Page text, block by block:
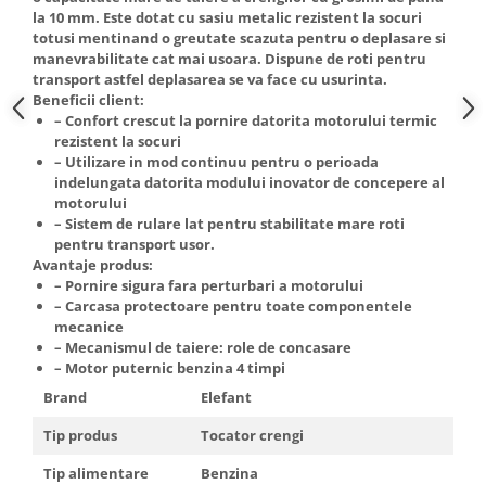
Truse de scule
Truse de lipit PPR
Ventuze cu brate pentru transport
Vibratoare beton
Masini de spalat rufe cu uscator
Uscatoare de rufe
Masini de facut paine
Pachete electrocasnice
incorporabile
Seturi oale
SANDWICH MAKER
Storcatoare de fructe
Televizoare
la 10 mm. Este dotat cu sasiu metalic rezistent la socuri
totusi mentinand o greutate scazuta pentru o deplasare si
manevrabilitate cat mai usoara. Dispune de roti pentru
transport astfel deplasarea se va face cu usurinta.
Beneficii client:
– Confort crescut la pornire datorita motorului termic
rezistent la socuri
– Utilizare in mod continuu pentru o perioada
indelungata datorita modului inovator de concepere al
motorului
– Sistem de rulare lat pentru stabilitate mare roti
pentru transport usor.
Avantaje produs:
– Pornire sigura fara perturbari a motorului
– Carcasa protectoare pentru toate componentele
mecanice
– Mecanismul de taiere: role de concasare
– Motor puternic benzina 4 timpi
Brand
Elefant
Tip produs
Tocator crengi
Tip alimentare
Benzina